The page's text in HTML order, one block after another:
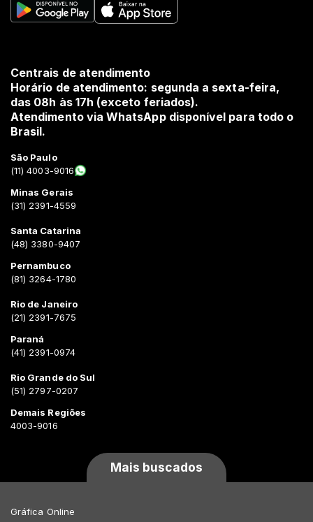
Centrais de atendimento
Horário de atendimento: segunda a sexta-feira,
das 08h às 17h (exceto feriados).
Atendimento via WhatsApp disponível para todo o
Brasil.
São Paulo
(11) 4003-9016
Minas Gerais
(31) 2391-4559
Santa Catarina
(48) 3380-9407
Pernambuco
(81) 3264-1780
Rio de Janeiro
(21) 2391-7675
Paraná
(41) 2391-0974
Rio Grande do Sul
(51) 2797-0207
Demais Regiões
4003-9016
Mais buscados
Gráfica Online